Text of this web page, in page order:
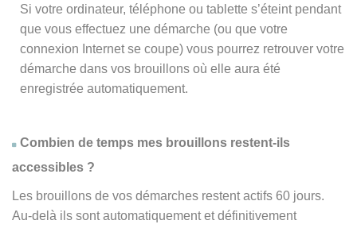
Si votre ordinateur, téléphone ou tablette s’éteint pendant
que vous effectuez une démarche (ou que votre
connexion Internet se coupe) vous pourrez retrouver votre
démarche dans vos brouillons où elle aura été
enregistrée automatiquement.
Combien de temps mes brouillons restent-ils
accessibles ?
Les brouillons de vos démarches restent actifs 60 jours.
Au-delà ils sont automatiquement et définitivement